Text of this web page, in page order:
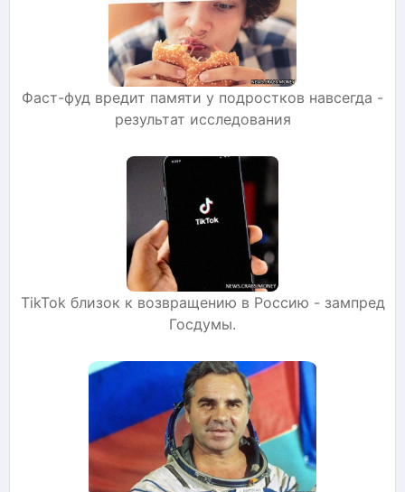
Фаст-фуд вредит памяти у подростков навсегда -
результат исследования
TikTok близок к возвращению в Россию - зампред
Госдумы.